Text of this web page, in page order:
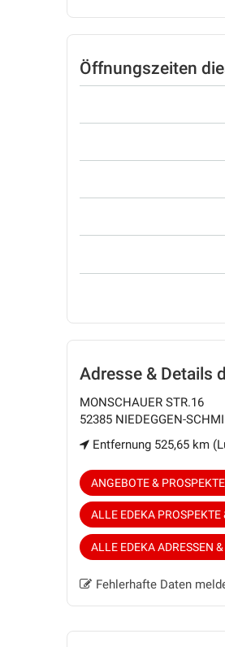
Öffnungszeiten
Adresse & Details
MONSCHAUER STR.16
52385 NIEDEGGEN-
Entfernung 525,65 km
ANGEBOTE &
ALLE EDEKA PROSPEKTE
ALLE EDEKA ADRESSEN
Fehlerhafte Daten